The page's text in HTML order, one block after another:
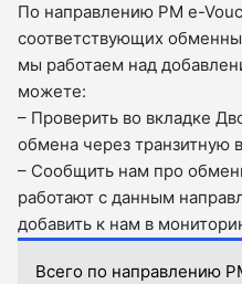
По направлению PM e-
соответствующих
мы работаем над
можете:
– Проверить во вкладкe
обмена через транзитную
– Сообщить нам про
работают с данным
добавить к нам в
Всего по направлению